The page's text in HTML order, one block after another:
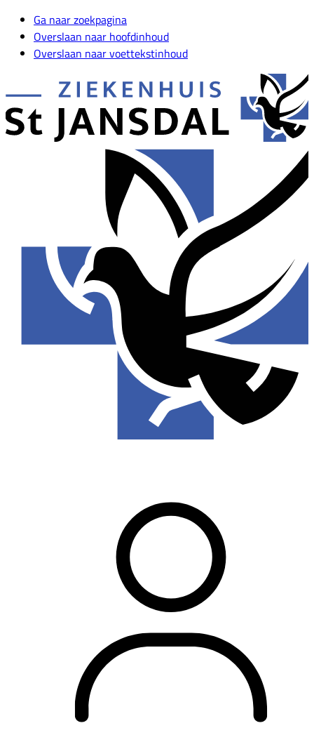
Ga naar zoekpagina
Overslaan naar hoofdinhoud
Overslaan naar voettekstinhoud